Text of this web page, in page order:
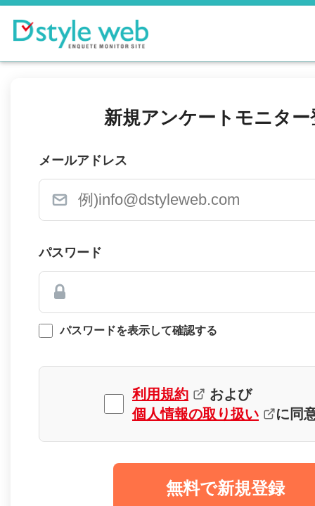
新規アンケートモニター
メールアドレス
パスワード
パスワードを表示して確認する
利用規約
および
個人情報の取り扱い
に同
無料で新規登録